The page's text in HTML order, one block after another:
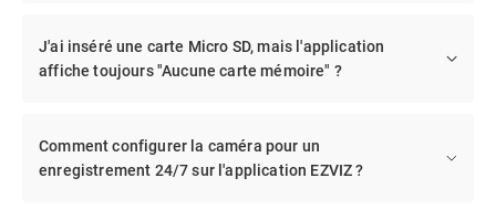
J'ai inséré une carte Micro SD, mais l'application
affiche toujours "Aucune carte mémoire" ?
Comment configurer la caméra pour un
enregistrement 24/7 sur l'application EZVIZ ?